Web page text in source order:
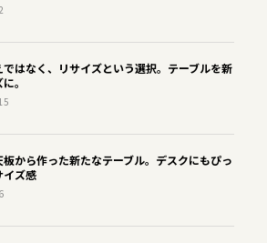
ではなく、リサイズという選択。テーブルを新
。
板から作った新たなテーブル。デスクにもぴっ
イズ感